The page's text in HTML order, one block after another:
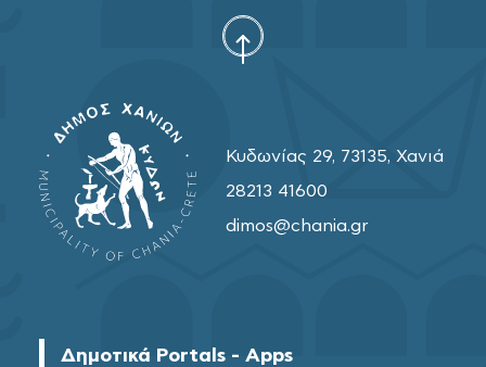
Κυδωνίας 29, 73135, Χανιά
28213 41600
dimos@chania.gr
Δημοτικά Portals - Apps